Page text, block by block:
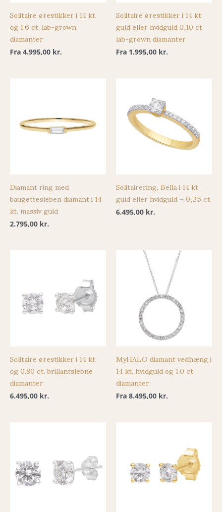
Solitaire ørestikker i 14 kt.
og 1.6 ct. lab-grown
diamanter
Fra 4.995,00 kr.
Solitaire ørestikker i 14 kt.
guld eller hvidguld 0,10 ct.
lab-grown diamanter
Fra 1.995,00 kr.
Diamant ring med
baugettesleben diamant i 14
kt. massiv guld
2.795,00 kr.
Solitairering, Bella i 14 kt.
guld eller hvidguld – 0,35 ct.
6.495,00 kr.
Solitaire ørestikker i 14 kt.
og 0.80 ct. brillantslebne
diamanter
6.495,00 kr.
MyHALO diamant vedhæng i
14 kt. hvidguld og 1.0 ct.
diamanter
Fra 8.495,00 kr.